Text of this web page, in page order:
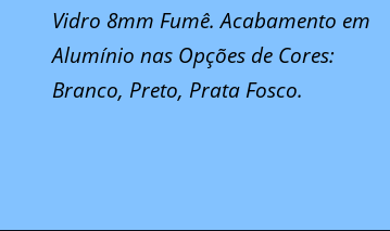
Vidro 8mm Fumê. Acabamento em
Alumínio nas Opções de Cores:
Branco, Preto, Prata Fosco.